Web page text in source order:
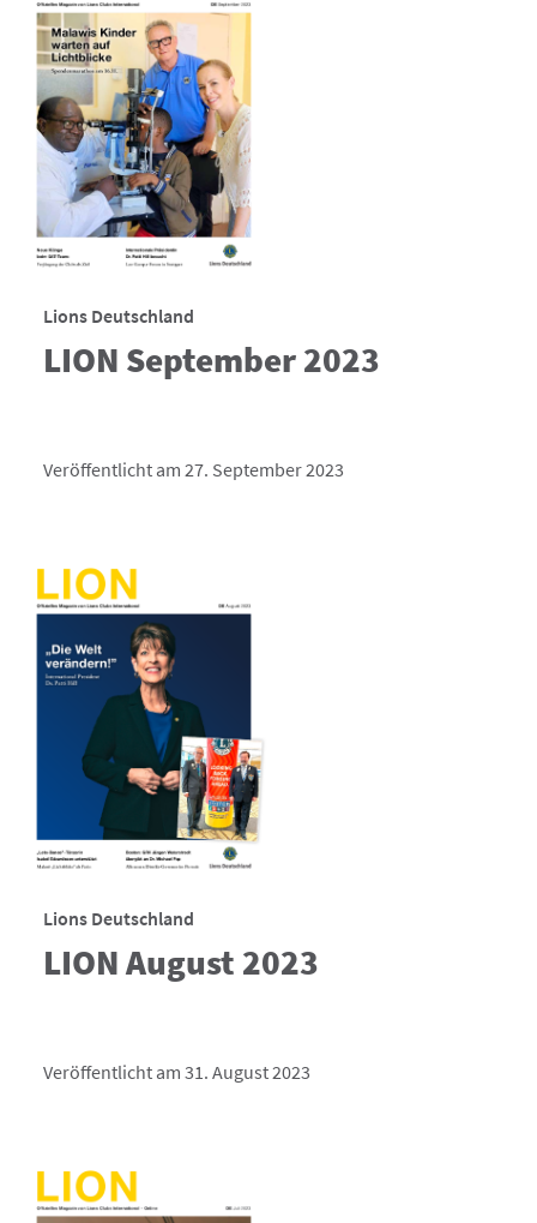
Lions Deutschland
LION September 2023
Veröffentlicht am 27. September 2023
Lions Deutschland
LION August 2023
Veröffentlicht am 31. August 2023